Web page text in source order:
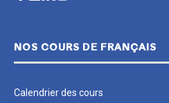
NOS COURS DE FRANÇAIS
Calendrier des cours